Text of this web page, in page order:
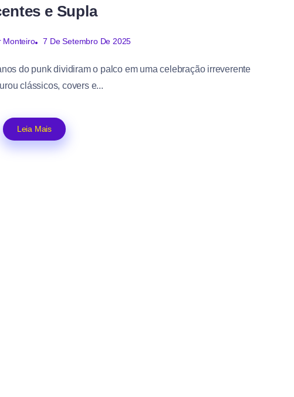
e Supla
Monteiro 7 De Setembro De 2025
do punk dividiram o palco em uma celebração irreverente
clássicos, covers e...
Leia Mais